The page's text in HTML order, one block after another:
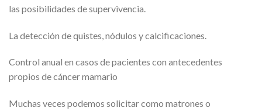
las posibilidades de supervivencia.
La detección de quistes, nódulos y calcificaciones.
Control anual en casos de pacientes con antecedentes
propios de cáncer mamario
Muchas veces podemos solicitar como matrones o